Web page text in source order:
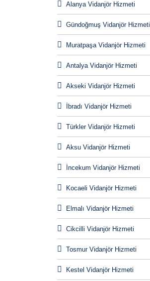
Alanya Vidanjör Hizmeti
Gündoğmuş Vidanjör Hizmeti
Muratpaşa Vidanjör Hizmeti
Antalya Vidanjör Hizmeti
Akseki Vidanjör Hizmeti
İbradı Vidanjör Hizmeti
Türkler Vidanjör Hizmeti
Aksu Vidanjör Hizmeti
İncekum Vidanjör Hizmeti
Kocaeli Vidanjör Hizmeti
Elmalı Vidanjör Hizmeti
Cikcilli Vidanjör Hizmeti
Tosmur Vidanjör Hizmeti
Kestel Vidanjör Hizmeti